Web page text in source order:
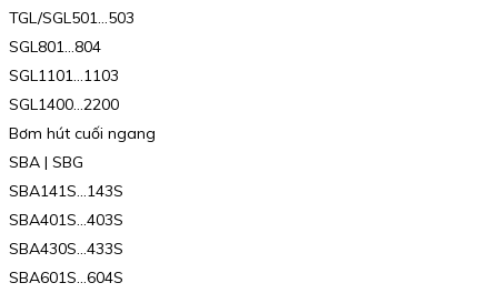
TGL/SGL501…503
SGL801…804
SGL1101…1103
SGL1400…2200
Bơm hút cuối ngang
SBA | SBG
SBA141S…143S
SBA401S…403S
SBA430S…433S
SBA601S…604S